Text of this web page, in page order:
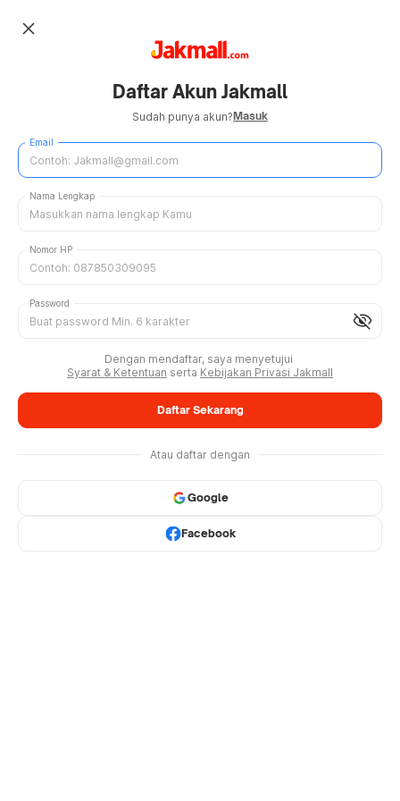
close
Daftar Akun Jakmall
Sudah punya akun?Masuk
Email
Nama Lengkap
Nomor HP
visibility_off
Password
Dengan mendaftar, saya menyetujui
Syarat & Ketentuan serta Kebijakan Privasi Jakmall
Daftar Sekarang
Atau daftar dengan
Google
Facebook